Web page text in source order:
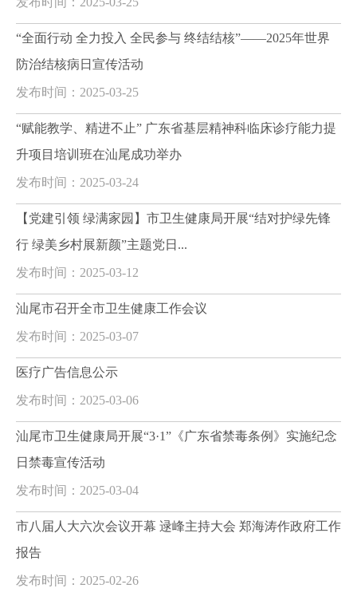
“全面行动 全力投入 全民参与 终结结核”——2025年世界
防治结核病日宣传活动
发布时间：2025-03-25
“赋能教学、精进不止” 广东省基层精神科临床诊疗能力提
升项目培训班在汕尾成功举办
发布时间：2025-03-24
【党建引领 绿满家园】市卫生健康局开展“结对护绿先锋
行 绿美乡村展新颜”主题党日...
发布时间：2025-03-12
汕尾市召开全市卫生健康工作会议
发布时间：2025-03-07
医疗广告信息公示
发布时间：2025-03-06
汕尾市卫生健康局开展“3·1”《广东省禁毒条例》实施纪念
日禁毒宣传活动
发布时间：2025-03-04
市八届人大六次会议开幕 逯峰主持大会 郑海涛作政府工作
报告
发布时间：2025-02-26